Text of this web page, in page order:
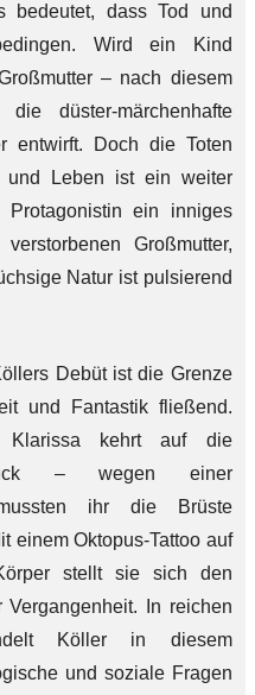
bedeutet, dass Tod und
Wird ein Kind
– nach diesem
die düster-märchenhafte
entwirft. Doch die Toten
und Leben ist ein weiter
ein inniges
Großmutter,
Natur ist pulsierend
Debüt ist die Grenze
und Fantastik fließend.
Klarissa kehrt auf die
– wegen einer
mussten ihr die Brüste
einem Oktopus-Tattoo auf
stellt sie sich den
Vergangenheit. In reichen
Köller in diesem
und soziale Fragen